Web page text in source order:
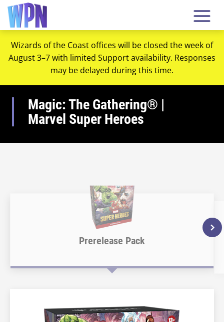
Wizards of the Coast offices will be closed the week of
August 3–7 with limited Support availability. Responses
may be delayed during this time.
Magic: The Gathering® |
Marvel Super Heroes
Prerelease Pack